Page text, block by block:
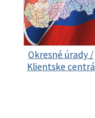
Okresné úrady /
Klientske centrá